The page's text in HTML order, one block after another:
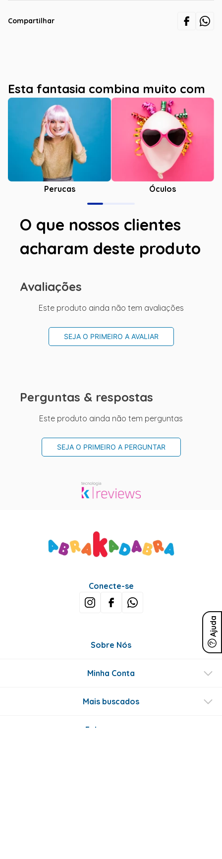
Compartilhar
Esta fantasia combina muito com
Perucas Óculos
O que nossos clientes
acharam deste produto
Avaliações
Este produto ainda não tem avaliações
SEJA O PRIMEIRO A AVALIAR
Perguntas & respostas
Este produto ainda não tem perguntas
SEJA O PRIMEIRO A PERGUNTAR
Ajuda
Conecte-se
Sobre Nós
Minha Conta
Mais buscados
Fale conosco